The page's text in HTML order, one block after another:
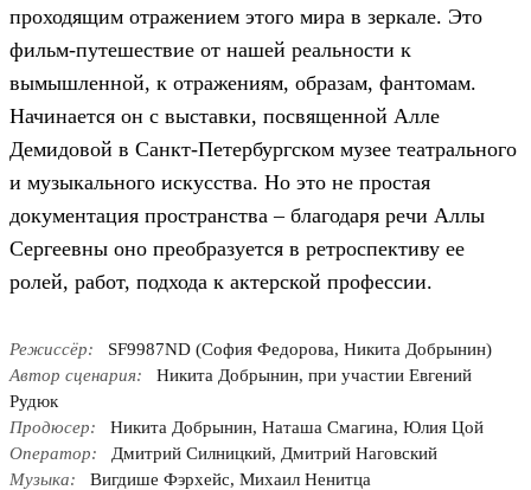
проходящим отражением этого мира в зеркале. Это
фильм-путешествие от нашей реальности к
вымышленной, к отражениям, образам, фантомам.
Начинается он с выставки, посвященной Алле
Демидовой в Санкт-Петербургском музее театрального
и музыкального искусства. Но это не простая
документация пространства – благодаря речи Аллы
Сергеевны оно преобразуется в ретроспективу ее
ролей, работ, подхода к актерской профессии.
Режиссёр:
SF9987ND (София Федорова, Никита Добрынин)
Автор сценария:
Никита Добрынин, при участии Евгений
Рудюк
Продюсер:
Никита Добрынин, Наташа Смагина, Юлия Цой
Оператор:
Дмитрий Силницкий, Дмитрий Наговский
Музыка:
Вигдише Фэрхейс, Михаил Ненитца